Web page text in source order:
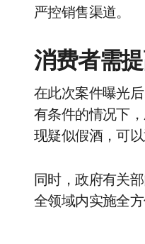
严控销售渠道。
消费者需
在此次案件曝光
有条件的情况下
现疑似假酒，可
同时，政府有关
全领域内实施全